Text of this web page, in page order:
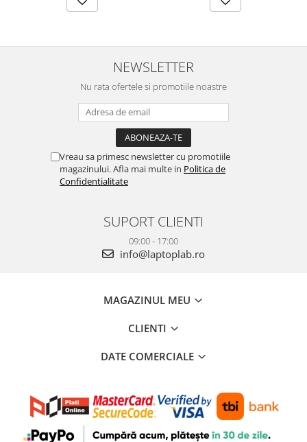
NEWSLETTER
Nu rata ofertele si promotiile noastre
Vreau sa primesc newsletter cu promotiile
magazinului. Afla mai multe in Politica de
Confidentialitate
SUPORT CLIENTI
09:00 - 17:00
info@laptoplab.ro
MAGAZINUL MEU
CLIENTI
DATE COMERCIALE